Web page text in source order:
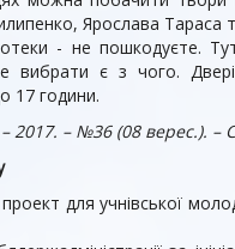
Ярослава Та­раса
- не пошкодуєте.
є з чого. Двері
17 години.
2017. – №36 (08 верес.). –
для учнівської